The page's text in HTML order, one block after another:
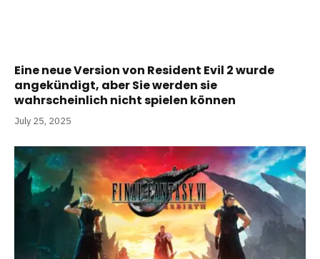
Eine neue Version von Resident Evil 2 wurde
angekündigt, aber Sie werden sie
wahrscheinlich nicht spielen können
July 25, 2025